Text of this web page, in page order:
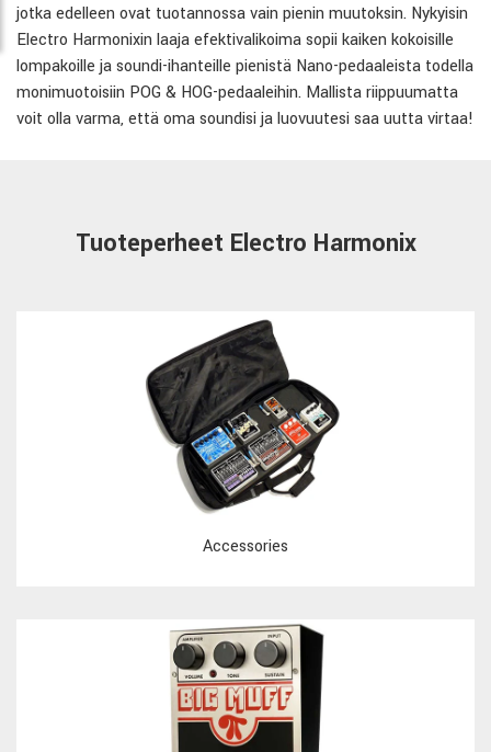
jotka edelleen ovat tuotannossa vain pienin muutoksin. Nykyisin
Electro Harmonixin laaja efektivalikoima sopii kaiken kokoisille
lompakoille ja soundi-ihanteille pienistä Nano-pedaaleista todella
monimuotoisiin POG & HOG-pedaaleihin. Mallista riippuumatta
voit olla varma, että oma soundisi ja luovuutesi saa uutta virtaa!
Tuoteperheet Electro Harmonix
Accessories